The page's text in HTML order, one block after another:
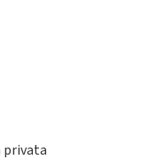
privata